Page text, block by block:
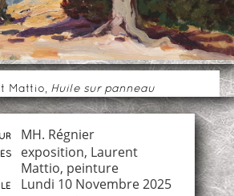
Mattio, Huile sur panneau
MH. Régnier
exposition, Laurent
Mattio, peinture
Lundi 10 Novembre 2025